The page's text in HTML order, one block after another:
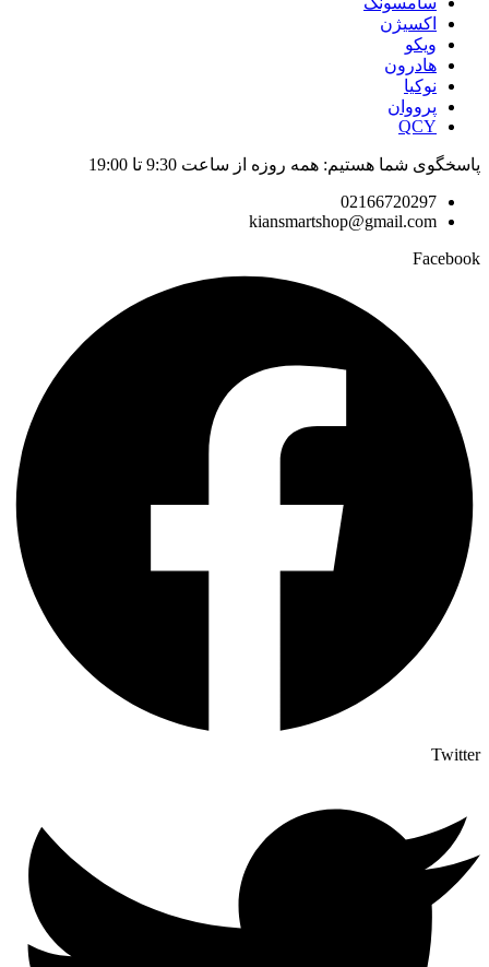
اکسیژن
ویکو
هادرون
نوکیا
پرووان
QCY
پاسخگوی شما هستیم: همه روزه از ساعت 9:30 تا 19:00
02166720297
kiansmartshop@gmail.com
Facebook
Twitter